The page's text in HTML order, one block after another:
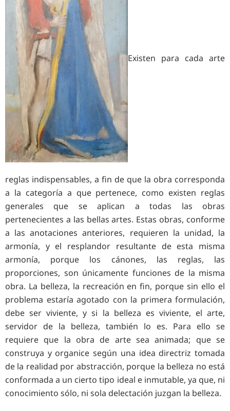
Existen para cada arte
reglas indispensables, a fin de que la obra corresponda
a la categoría a que pertenece, como existen reglas
generales que se aplican a todas las obras
pertenecientes a las bellas artes. Estas obras, conforme
a las anotaciones anteriores, requieren la unidad, la
armonía, y el resplandor resultante de esta misma
armonía, porque los cánones, las reglas, las
proporciones, son únicamente funciones de la misma
obra. La belleza, la recreación en fin, porque sin ello el
problema estaría agotado con la primera formulación,
debe ser viviente, y si la belleza es viviente, el arte,
servidor de la belleza, también lo es. Para ello se
requiere que la obra de arte sea animada; que se
construya y organice según una idea directriz tomada
de la realidad por abstracción, porque la belleza no está
conformada a un cierto tipo ideal e inmutable, ya que, ni
conocimiento sólo, ni sola delectación juzgan la belleza.